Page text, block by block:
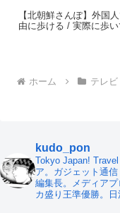
【北朝鮮さんぽ】外国
由に歩ける / 実際に歩
ホーム テレ
kudo_pon
Tokyo Japan!
ア。ガジェット通
編集長。メディア
カ盛り王準優勝。